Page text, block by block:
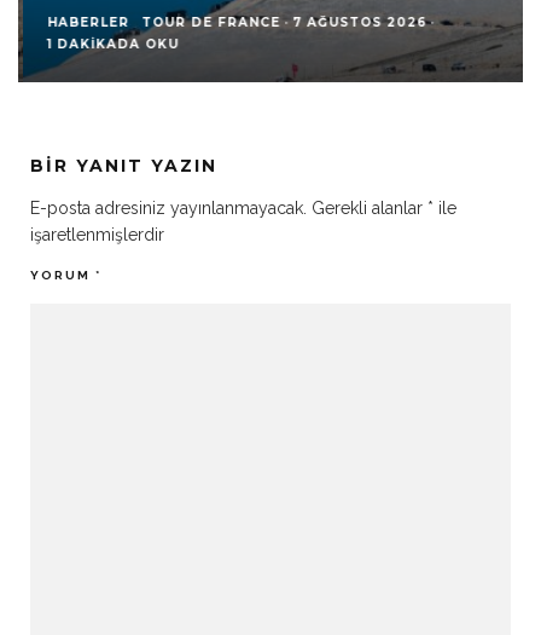
HABERLER TOUR DE FRANCE · 7 AĞUSTOS 2026 ·
1 DAKIKADA OKU
BIR YANIT YAZIN
E-posta adresiniz yayınlanmayacak. Gerekli alanlar * ile
işaretlenmişlerdir
YORUM *